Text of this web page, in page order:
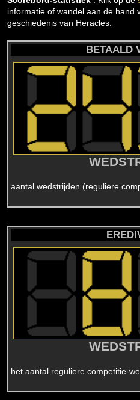
informatie of wandel aan de hand
geschiedenis van Heracles.
BETAALD
aantal wedstrijden (reguliere
het aantal reguliere competitie-